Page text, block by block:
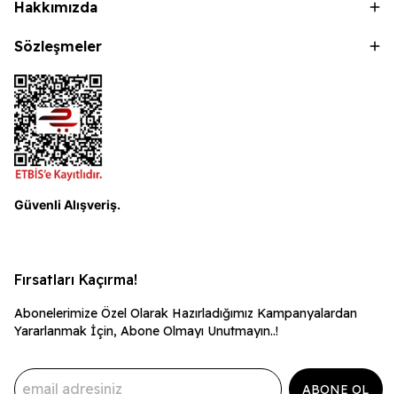
Hakkımızda
Sözleşmeler
Güvenli Alışveriş.
Fırsatları Kaçırma!
Abonelerimize Özel Olarak Hazırladığımız Kampanyalardan
Yararlanmak İçin, Abone Olmayı Unutmayın..!
ABONE OL